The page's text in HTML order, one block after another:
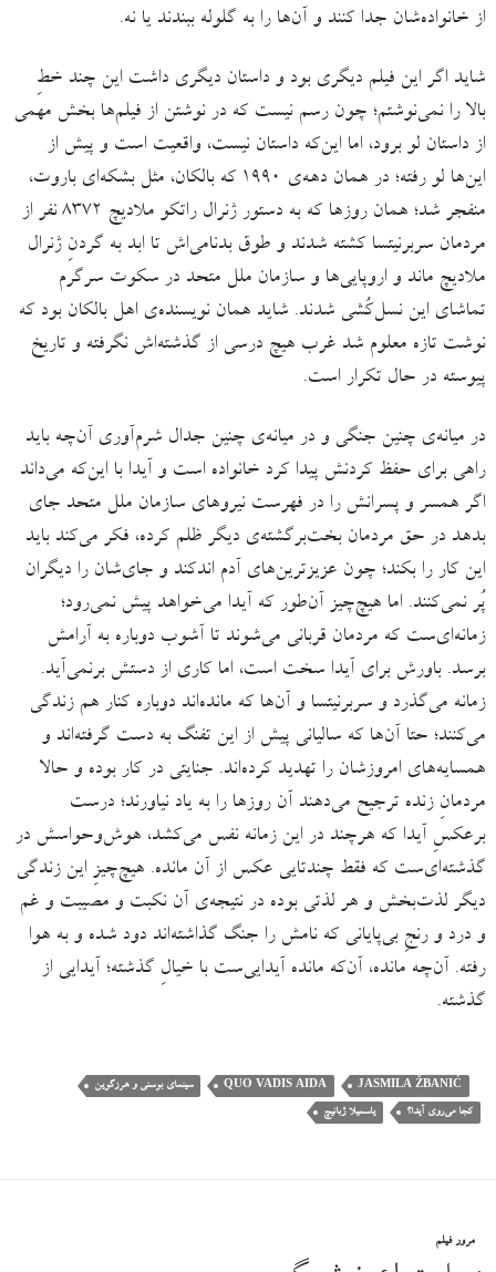
از خانواده‌شان جدا کنند و آن‌ها را به گلوله ببندند یا نه.
شاید اگر این فیلم دیگری ‌بود و داستان دیگری داشت این چند خطِ
بالا را نمی‌نوشتم؛ چون رسم نیست که در نوشتن از فیلم‌ها بخش مهمی
از داستان لو برود، اما این‌که داستان نیست، واقعیت است و پیش از
این‌ها لو رفته؛ در همان دهه‌ی ۱۹۹۰ که بالکان، مثل بشکه‌ای باروت،
منفجر شد؛ همان روزها که به دستور ژنرال راتکو ملادیچ ۸۳۷۲ نفر از
مردمان سربرنیتسا کشته شدند و طوق بدنامی‌اش تا ابد به گردنِ ژنرال
ملادیچ ماند و اروپایی‌ها و سازمان ملل متحد در سکوت سرگرم
تماشای این نسل‌کُشی شدند. شاید همان نویسنده‌ی اهل بالکان بود که
نوشت تازه معلوم شد غرب هیچ درسی از گذشته‌اش نگرفته و تاریخ
پیوسته در حال تکرار است.
در میانه‌ی چنین جنگی و در میانه‌ی چنین جدال شرم‌آوری آن‌چه باید
راهی برای حفظ کردنش پیدا کرد خانواده است و آیدا با این‌که می‌داند
اگر همسر و پسرانش را در فهرست نیروهای سازمان ملل متحد جای
بدهد در حق مردمان بخت‌برگشته‌ی دیگر ظلم کرده، فکر می‌کند باید
این کار را بکند؛ چون عزیزترین‌های آدم اندکند و جای‌شان را دیگران
پُر نمی‌کنند. اما هیچ‌چیز آن‌طور که آیدا می‌خواهد پیش نمی‌رود؛
زمانه‌ای‌ست که مردمان قربانی می‌شوند تا آشوب دوباره به آرامش
برسد. باورش برای آیدا سخت است، اما کاری از دستش برنمی‌آید.
زمانه می‌گذرد و سربرنیتسا و آن‌ها که مانده‌اند دوباره کنار هم زندگی
می‌کنند؛ حتا آن‌ها که سالیانی پیش از این تفنگ به دست گرفته‌اند و
همسایه‌های امروزشان را تهدید کرده‌اند. جنایتی در کار بوده و حالا
مردمانِ زنده ترجیح می‌دهند آن روزها را به یاد نیاورند؛ درست
برعکسِ آیدا که هرچند در این زمانه نفس می‌کشد، هوش‌وحواسش در
گذشته‌ای‌ست که فقط چندتایی عکس از آن مانده. هیچ‌چیزِ این زندگی
دیگر لذت‌بخش و هر لذتی بوده در نتیجه‌ی آن نکبت و مصیبت و غم
و درد و رنجِ بی‌پایانی که نامش را جنگ گذاشته‌اند دود شده و به هوا
رفته. آن‌چه مانده، آن‌که مانده آیدایی‌ست با خیالِ گذشته؛ آیدایی از
گذشته.
JASMILA ŽBANIĆ
QUO VADIS AIDA سینمای بوسنی و هرزگوین
کجا می‌روی آیدا؟ یاسمیلا ژبانیچ
مرور فیلم